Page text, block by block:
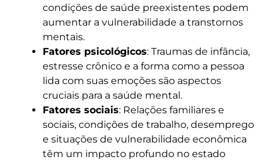
condições de saúde preexistentes podem
aumentar a vulnerabilidade a transtornos
mentais.
Fatores psicológicos: Traumas de infância,
estresse crônico e a forma como a pessoa
lida com suas emoções são aspectos
cruciais para a saúde mental.
Fatores sociais: Relações familiares e
sociais, condições de trabalho, desemprego
e situações de vulnerabilidade econômica
têm um impacto profundo no estado